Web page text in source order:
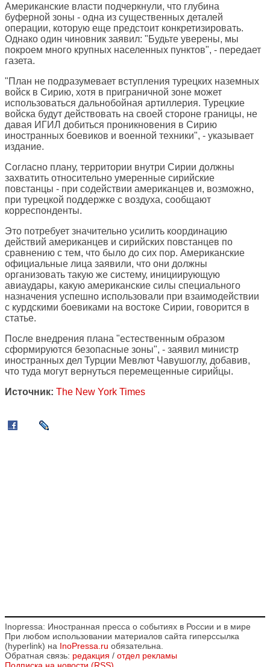
Американские власти подчеркнули, что глубина
буферной зоны - одна из существенных деталей
операции, которую еще предстоит конкретизировать.
Однако один чиновник заявил: "Будьте уверены, мы
покроем много крупных населенных пунктов", - передает
газета.
"План не подразумевает вступления турецких наземных
войск в Сирию, хотя в приграничной зоне может
использоваться дальнобойная артиллерия. Турецкие
войска будут действовать на своей стороне границы, не
давая ИГИЛ добиться проникновения в Сирию
иностранных боевиков и военной техники", - указывает
издание.
Согласно плану, территории внутри Сирии должны
захватить относительно умеренные сирийские
повстанцы - при содействии американцев и, возможно,
при турецкой поддержке с воздуха, сообщают
корреспонденты.
Это потребует значительно усилить координацию
действий американцев и сирийских повстанцев по
сравнению с тем, что было до сих пор. Американские
официальные лица заявили, что они должны
организовать такую же систему, инициирующую
авиаудары, какую американские силы специального
назначения успешно использовали при взаимодействии
с курдскими боевиками на востоке Сирии, говорится в
статье.
После внедрения плана "естественным образом
сформируются безопасные зоны", - заявил министр
иностранных дел Турции Мевлют Чавушоглу, добавив,
что туда могут вернуться перемещенные сирийцы.
Источник: The New York Times
Inopressa: Иностранная пресса о событиях в России и в мире
При любом использовании материалов сайта гиперссылка
(hyperlink) на InoPressa.ru обязательна.
Обратная связь: редакция / отдел рекламы